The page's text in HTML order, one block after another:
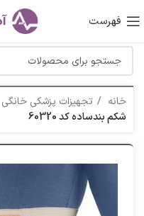
فهرست
خانه تجهیزات پزشکی خانگی
شکم بندساده کد 60320